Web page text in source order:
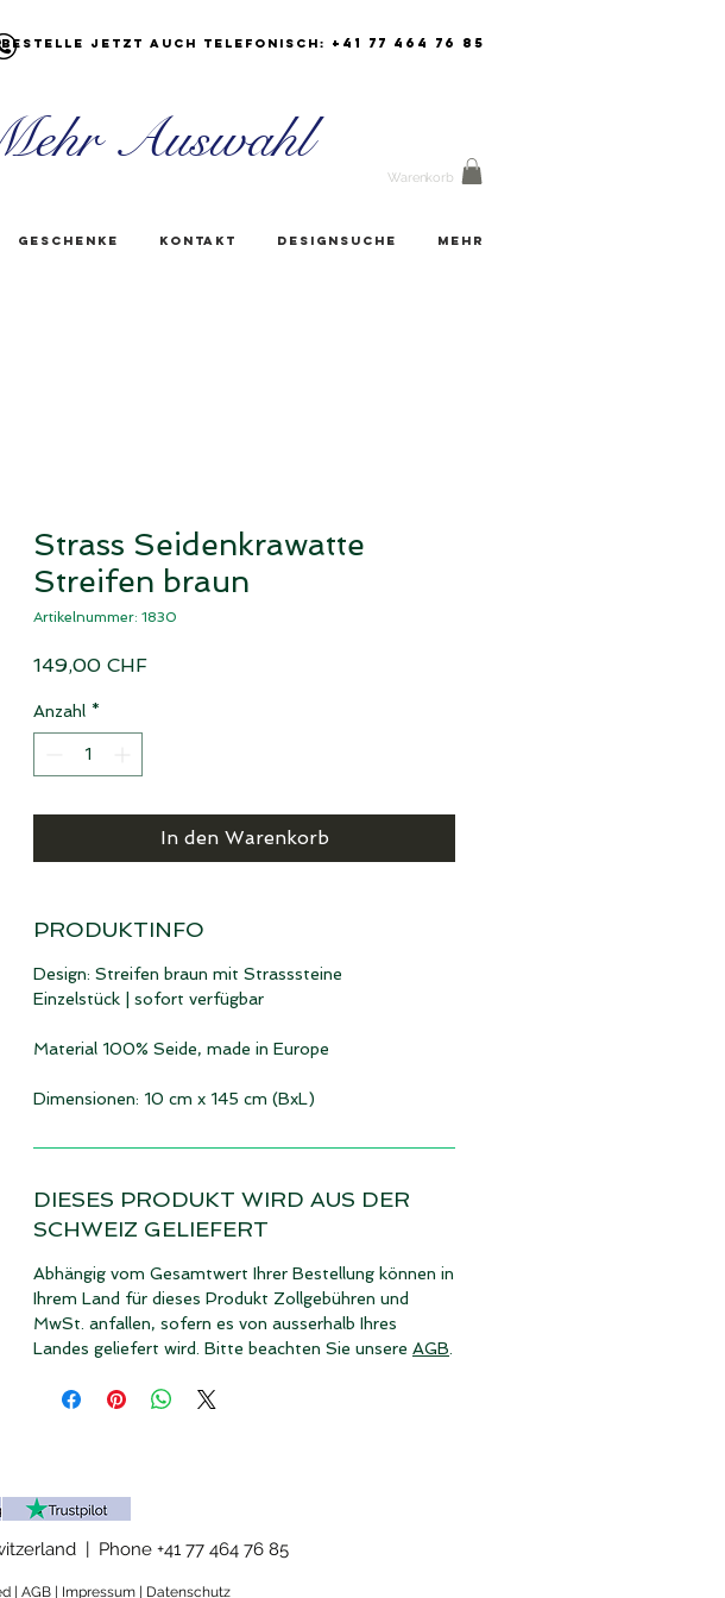
Bestelle jetzt auch Telefonisch: +41 77 464 76 85
Warenkorb
Auswahl
Geschenke Kontakt Designsuche Mehr
Strass Seidenkrawatte
Streifen braun
Artikelnummer: 1830
149,00 CHFPreis
Anzahl *
In den Warenkorb
PRODUKTINFO
Design: Streifen braun mit Strasssteine
Einzelstück | sofort verfügbar
Material 100% Seide, made in Europe
Dimensionen: 10 cm x 145 cm (BxL)
DIESES PRODUKT WIRD AUS DER
SCHWEIZ GELIEFERT
Abhängig vom Gesamtwert Ihrer Bestellung können in
Ihrem Land für dieses Produkt Zollgebühren und
MwSt. anfallen, sofern es von ausserhalb Ihres
Landes geliefert wird. Bitte beachten Sie unsere AGB
| Phone +41 77 464 76 85
| AGB Impressum Datenschutz